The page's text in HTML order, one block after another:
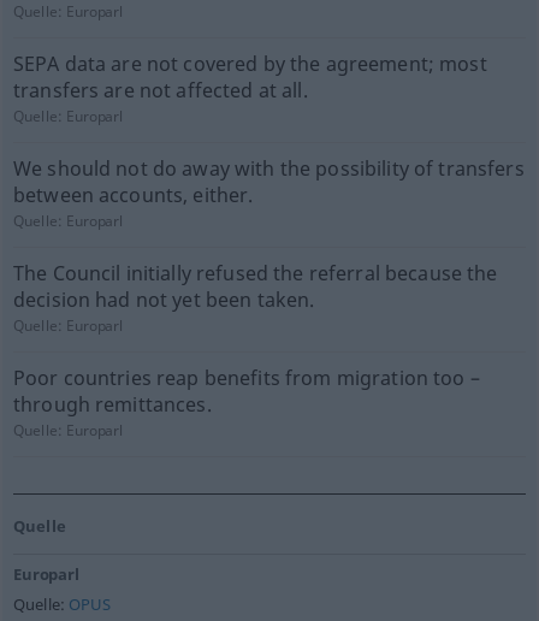
Quelle: Europarl
SEPA data are not covered by the agreement; most
transfers are not affected at all.
Quelle: Europarl
We should not do away with the possibility of transfers
between accounts, either.
Quelle: Europarl
The Council initially refused the referral because the
decision had not yet been taken.
Quelle: Europarl
Poor countries reap benefits from migration too –
through remittances.
Quelle: Europarl
Quelle
Europarl
Quelle: OPUS